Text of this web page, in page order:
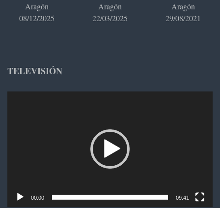
Aragón
08/12/2025
Aragón
22/03/2025
Aragón
29/08/2021
TELEVISIÓN
00:00 09:41